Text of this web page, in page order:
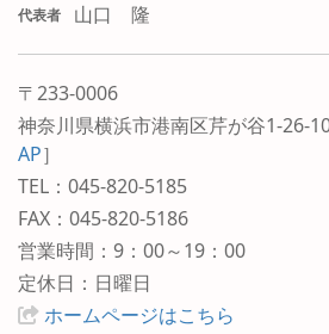
代表者 山口 隆
〒233-0006
神奈川県横浜市港南区芹が谷1-26-
AP］
TEL：045-820-5185
FAX：045-820-5186
営業時間：9：00～19：00
定休日：日曜日
ホームページはこちら